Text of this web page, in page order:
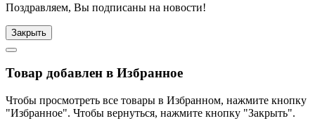
Поздравляем, Вы подписаны на новости!
Закрыть
Товар добавлен в Избранное
Чтобы просмотреть все товары в Избранном, нажмите кнопку
"Избранное". Чтобы вернуться, нажмите кнопку "Закрыть".